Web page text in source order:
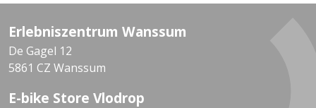
Erlebniszentrum Wanssum
De Gagel 12
5861 CZ Wanssum
E-bike Store Vlodrop